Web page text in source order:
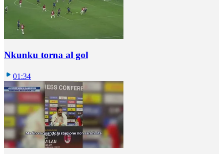
Nkunku torna al gol
01:34